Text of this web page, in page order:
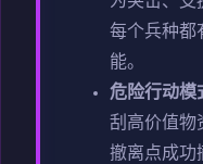
每个兵种都
能。
危险行动模
刮高价值物
撤离点成功